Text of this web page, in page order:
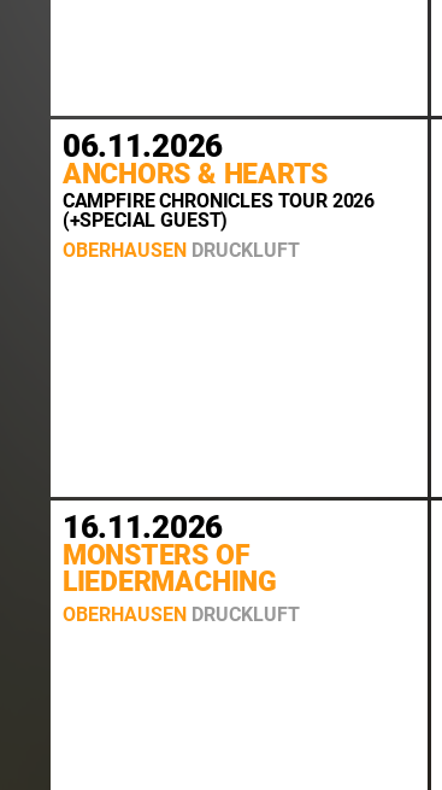
06.11.2026
ANCHORS & HEARTS
CAMPFIRE CHRONICLES TOUR 2026
(+SPECIAL GUEST)
OBERHAUSEN DRUCKLUFT
16.11.2026
MONSTERS OF
LIEDERMACHING
OBERHAUSEN DRUCKLUFT